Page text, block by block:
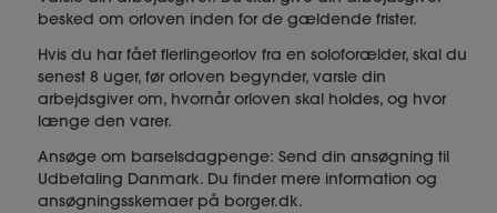
besked om orloven inden for de gældende frister.
Hvis du har fået flerlingeorlov fra en soloforælder, skal du
senest 8 uger, før orloven begynder, varsle din
arbejdsgiver om, hvornår orloven skal holdes, og hvor
længe den varer.
Ansøge om barselsdagpenge: Send din ansøgning til
Udbetaling Danmark. Du finder mere information og
ansøgningsskemaer på borger.dk.